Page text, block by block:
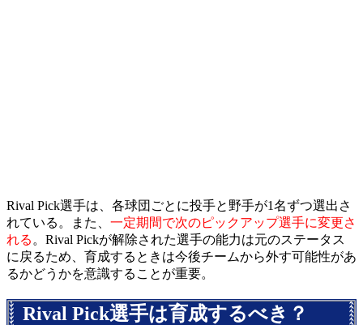
Rival Pick選手は、各球団ごとに投手と野手が1名ずつ選出さ
れている。また、 一定期間で次のピックアップ選手に変更さ
れる 。Rival Pickが解除された選手の能力は元のステータス
に戻るため、育成するときは今後チームから外す可能性があ
るかどうかを意識することが重要。
Rival Pick選手は育成するべき？